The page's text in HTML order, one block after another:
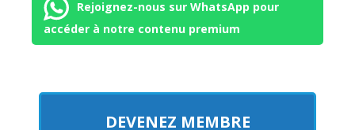
Rejoignez-nous sur WhatsApp pour
accéder à notre contenu premium
DEVENEZ MEMBRE